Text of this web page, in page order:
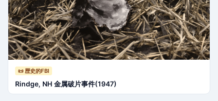
📜 歴史的FBI
Rindge, NH 金属破片事件(1947)